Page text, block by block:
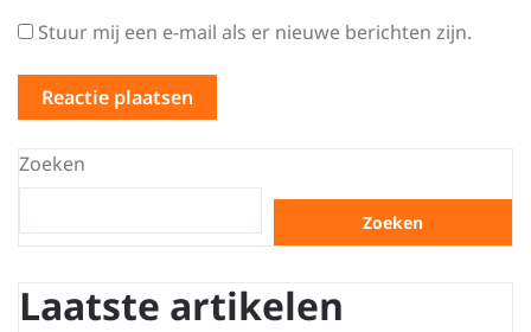
Stuur mij een e-mail als er nieuwe berichten zijn.
Zoeken
Zoeken
Laatste artikelen